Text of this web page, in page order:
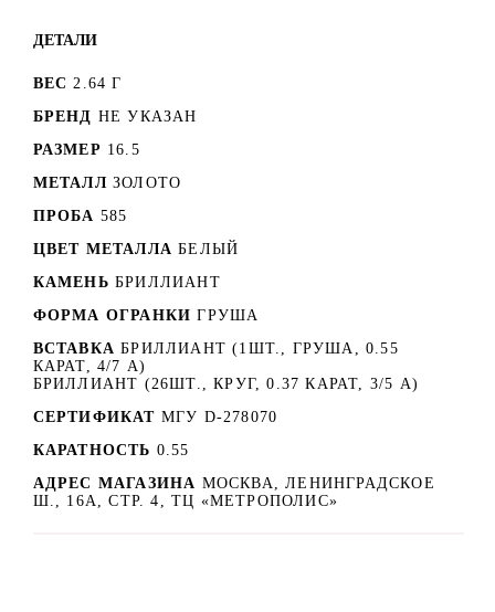
ДЕТАЛИ
ВЕС 2.64 Г
БРЕНД НЕ УКАЗАН
РАЗМЕР 16.5
МЕТАЛЛ ЗОЛОТО
ПРОБА 585
ЦВЕТ МЕТАЛЛА БЕЛЫЙ
КАМЕНЬ БРИЛЛИАНТ
ФОРМА ОГРАНКИ ГРУША
ВСТАВКА БРИЛЛИАНТ (1ШТ., ГРУША, 0.55
КАРАТ, 4/7 A)
БРИЛЛИАНТ (26ШТ., КРУГ, 0.37 КАРАТ, 3/5 А)
СЕРТИФИКАТ МГУ D-278070
КАРАТНОСТЬ 0.55
АДРЕС МАГАЗИНА МОСКВА, ЛЕНИНГРАДСКОЕ
Ш., 16А, СТР. 4, ТЦ «МЕТРОПОЛИС»